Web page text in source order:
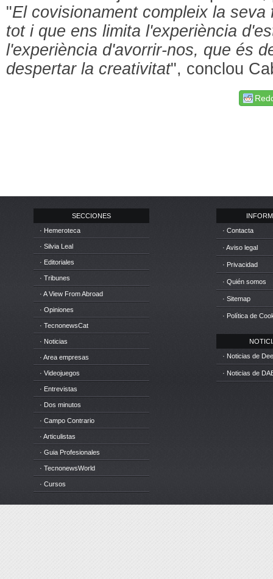
"El covisionament compleix la
tot i que ens limita l'experiència
l'experiència d'avorrir-nos, que és
despertar la creativitat", conclou
SECCIONES
· Hemeroteca
· Silvia Leal
· Editoriales
· Tribunes
· A View From Abroad
· Opiniones
· TecnonewsCat
· Noticias
· Area empresas
· Videojuegos
· Entrevistas
· Dos minutos
· Campo Contrario
· Articulistas
· Guia Profesionales
· TecnonewsWorld
· Cursos
· Contacta
· Aviso legal
· Privacidad
· Quién somos
· Sitemap
· Política de
· Noticias de
· Noticias de